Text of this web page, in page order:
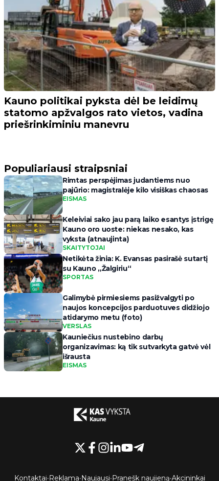
Kauno politikai pyksta dėl be leidimų
statomo apžvalgos rato vietos, vadina
priešrinkiminiu manevru
Populiariausi straipsniai
Rimtas perspėjimas judantiems nuo
pajūrio: magistralėje kilo visiškas chaosas
EISMAS
Keleiviai sako jau parą laiko esantys įstrigę
Kauno oro uoste: niekas nesako, kas
vyksta (atnaujinta)
SKAITYTOJAI
Netikėta žinia: K. Evansas pasirašė sutartį
su Kauno „Žalgiriu“
SPORTAS
Galimybė pirmiesiems pasižvalgyti po
naujos koncepcijos parduotuves didžiojo
atidarymo metu (foto)
VERSLAS
Kauniečius nustebino darbų
organizavimas: ką tik sutvarkyta gatvė vėl
išrausta
EISMAS
Kontaktai•Reklama•Naujausi•Pranešk naujieną•Akcininkai